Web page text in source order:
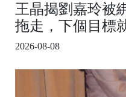
王晶揭劉嘉玲被
拖走，下個目標
2026-08-08